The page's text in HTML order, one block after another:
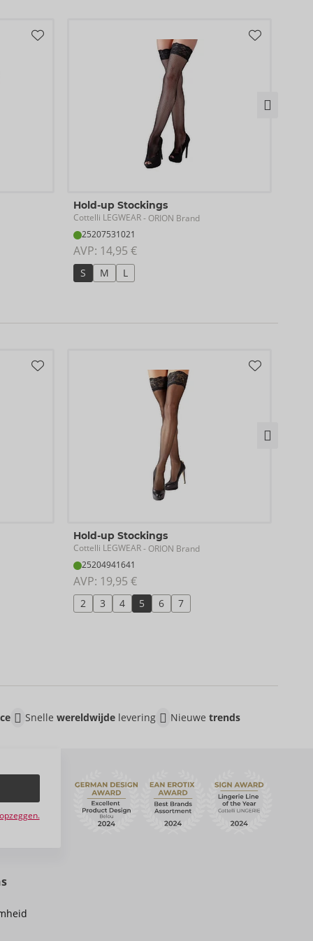
Hold-up Stockings
Cottelli LEGWEAR- ORION Brand
25207531021
AVP: 14,95 €
S M L
Hold-up Stockings
Cottelli LEGWEAR- ORION Brand
25204941641
AVP: 19,95 €
2 3 4 5 6 7
Snelle wereldwijdelevering Nieuwe trends